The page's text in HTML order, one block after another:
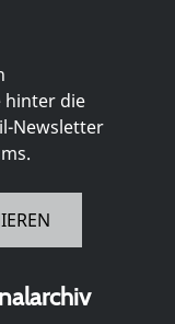
hinter die
Newsletter